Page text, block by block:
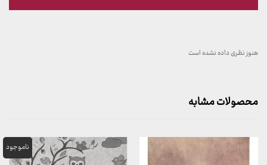
هنوز نظری داده نشده است
محصولات مشابه